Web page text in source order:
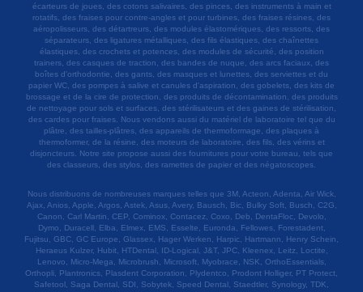
écarteurs de joues, des cotons salivaires, des pinces, des instruments à main et
rotatifs, des fraises pour contre-angles et pour turbines, des fraises résines, des
aéropolisseurs, des détartreurs, des modules élastomériques, des ressorts, des
séparateurs, des ligatures métalliques, des fils élastiques, des chaînettes
élastiques, des crochets et potences, des modules de sécurité, des position
trainers, des casques de traction, des bandes de nuque, des arcs faciaux, des
boîtes d'orthodontie, des gants, des masques et lunettes, des serviettes et du
papier WC, des pompes à salive et canules d'aspiration, des gobelets, des kits de
brossage et de la cire de protection, des produits de décontamination, des produits
de nettoyage pour sols et surfaces, des stérilisateurs et des gaines de stérilisation,
des cardes pour fraises. Nous vendons aussi du matériel de laboratoire tel que du
plâtre, des tailles-plâtres, des appareils de thermoformage, des plaques à
thermoformer, de la résine, des moteurs de laboratoire, des fils, des vérins et
disjoncteurs. Notre site propose aussi des fournitures pour votre bureau, tels que
des classeurs, des stylos, des ramettes de papier et des négatoscopes.
Nous distribuons de nombreuses marques telles que 3M, Acteon, Adenta, Air Wick,
Ajax, Anios, Apple, Argos, Astek, Asus, Avery, Bausch, Bic, Bulky Soft, Busch, C2G,
Canon, Carl Martin, CEP, Cominox, Contacez, Coxo, Deb, DentaFloc, Devolo,
Dymo, Duracell, Elba, Elmex, EMS, Esselte, Euronda, Fellowes, Forestadent,
Fujitsu, GBC, GC Europe, Glassex, Hager Werken, Harpic, Hartmann, Henry Schein,
Heraeus Kulzer, Hubit, HTDental, ID-Logical, J&T, JPC, Kleenex, Leitz, Loctite,
Lenovo, Micro-Mega, Microbrush, Microsoft, Myobrace, NSK, OrthoEssentials,
Orthopli, Plantronics, Plasdent Corporation, Plydentco, Prodont Holliger, PT Protect,
Safetool, Saga Dental, SDI, Sobytek, Speed Dental, Staedtler, Synology, TDK,